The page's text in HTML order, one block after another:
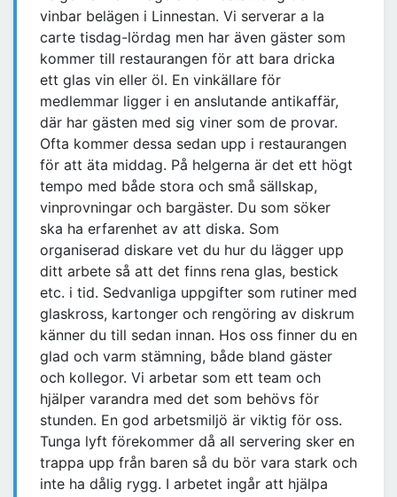
vinbar belägen i Linnestan. Vi serverar a la
carte tisdag-lördag men har även gäster som
kommer till restaurangen för att bara dricka
ett glas vin eller öl. En vinkällare för
medlemmar ligger i en anslutande antikaffär,
där har gästen med sig viner som de provar.
Ofta kommer dessa sedan upp i restaurangen
för att äta middag. På helgerna är det ett högt
tempo med både stora och små sällskap,
vinprovningar och bargäster. Du som söker
ska ha erfarenhet av att diska. Som
organiserad diskare vet du hur du lägger upp
ditt arbete så att det finns rena glas, bestick
etc. i tid. Sedvanliga uppgifter som rutiner med
glaskross, kartonger och rengöring av diskrum
känner du till sedan innan. Hos oss finner du en
glad och varm stämning, både bland gäster
och kollegor. Vi arbetar som ett team och
hjälper varandra med det som behövs för
stunden. En god arbetsmiljö är viktig för oss.
Tunga lyft förekommer då all servering sker en
trappa upp från baren så du bör vara stark och
inte ha dålig rygg. I arbetet ingår att hjälpa